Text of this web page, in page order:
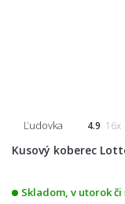
Ľudovka 4.9 16x
Kusový koberec
Skladom, v utorok